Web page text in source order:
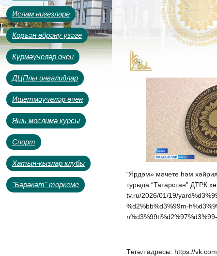
Ислам нигезләре
Коръән өйрәнү үзәге
Күрмәүчеләр өчен
ДЦПлы инвалидлар
Ишетмәүчеләр өчен
Яшь мөслимә курсы
Спорт
Хатын-кызлар клубы
"Бәрәкәт" төркеме
“Ярдәм» мәчете һәм
турыда “Татарстан” ДТРК
tv.ru/2026/01/19/
%d2%bb%d3%99m-
Төгәл адресы: https://